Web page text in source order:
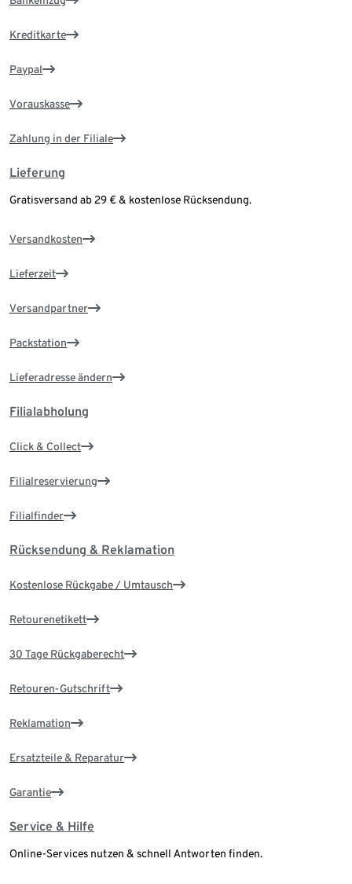
Kreditkarte
Paypal
Vorauskasse
Zahlung in der Filiale
Lieferung
Gratisversand ab 29 € & kostenlose Rücksendung.
Versandkosten
Lieferzeit
Versandpartner
Packstation
Lieferadresse ändern
Filialabholung
Click & Collect
Filialreservierung
Filialfinder
Rücksendung & Reklamation
Kostenlose Rückgabe / Umtausch
Retourenetikett
30 Tage Rückgaberecht
Retouren-Gutschrift
Reklamation
Ersatzteile & Reparatur
Garantie
Service & Hilfe
Online-Services nutzen & schnell Antworten finden.